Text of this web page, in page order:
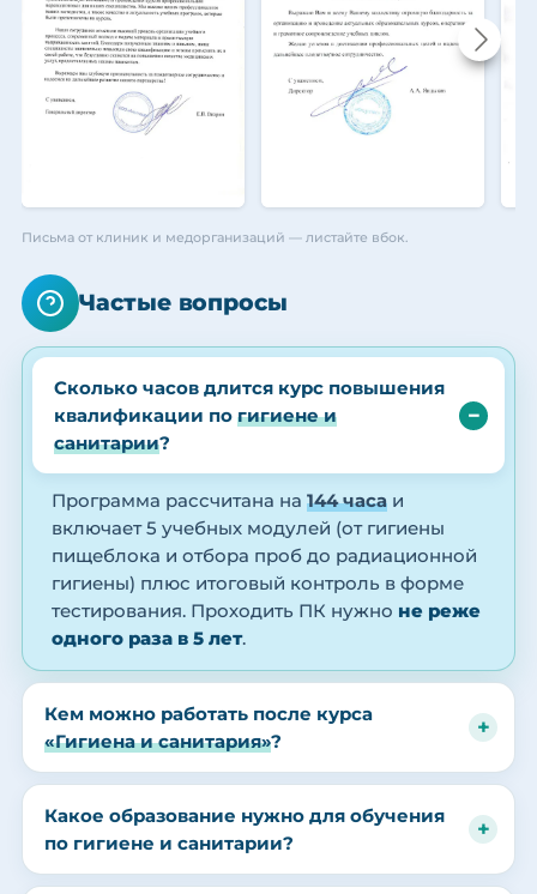
Письма от клиник и медорганизаций — листайте вбок.
Частые вопросы
Сколько часов длится курс повышения
квалификации по гигиене и
санитарии?
Программа рассчитана на 144 часа и
включает 5 учебных модулей (от гигиены
пищеблока и отбора проб до радиационной
гигиены) плюс итоговый контроль в форме
тестирования. Проходить ПК нужно не реже
одного раза в 5 лет.
Кем можно работать после курса
«Гигиена и санитария»?
Какое образование нужно для обучения
по гигиене и санитарии?